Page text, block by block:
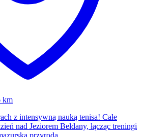
km
z intensywną nauką tenisa! Całe
nad Jeziorem Bełdany, łącząc treningi